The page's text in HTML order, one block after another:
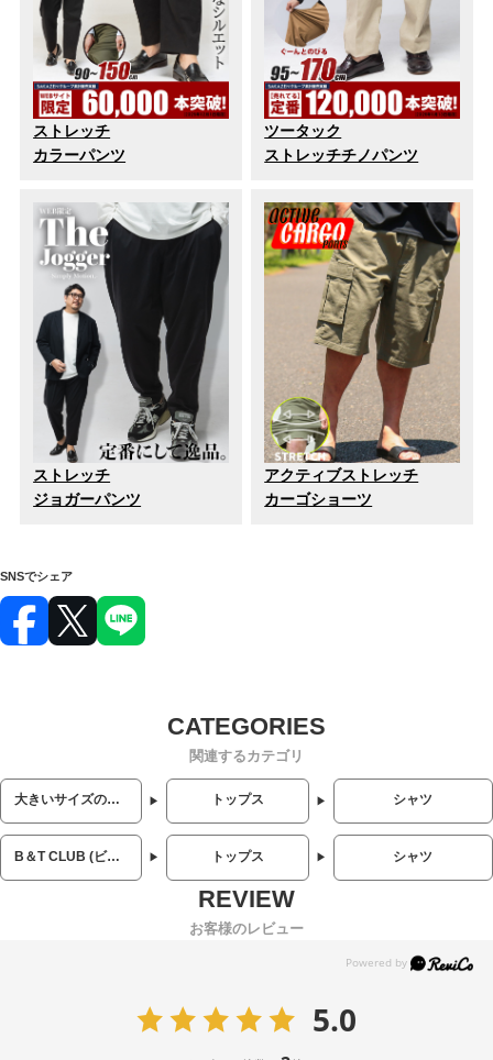
ストレッチ
カラーパンツ
ツータック
ストレッチチノパンツ
ストレッチ
ジョガーパンツ
アクティブストレッチ
カーゴショーツ
SNSでシェア
関連するカテゴリ
大きいサイズのメンズ服 トップス シャツ
B＆T CLUB (ビーアンドティークラブ) トップス シャツ
お客様のレビュー
5.0